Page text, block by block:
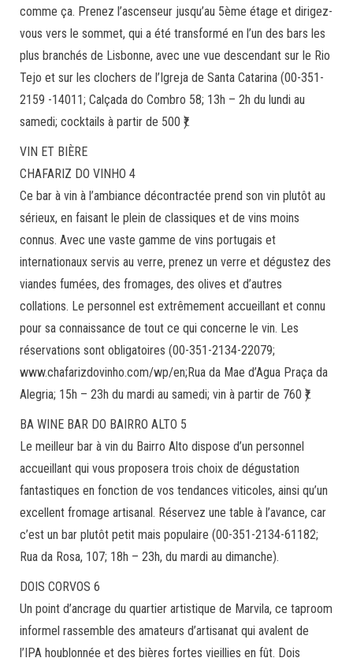
comme ça. Prenez l’ascenseur jusqu’au 5ème étage et dirigez-
vous vers le sommet, qui a été transformé en l’un des bars les
plus branchés de Lisbonne, avec une vue descendant sur le Rio
Tejo et sur les clochers de l’Igreja de Santa Catarina (00-351-
2159 -14011; Calçada do Combro 58; 13h – 2h du lundi au
samedi; cocktails à partir de 500 ₹).
VIN ET BIÈRE
CHAFARIZ DO VINHO 4
Ce bar à vin à l’ambiance décontractée prend son vin plutôt au
sérieux, en faisant le plein de classiques et de vins moins
connus. Avec une vaste gamme de vins portugais et
internationaux servis au verre, prenez un verre et dégustez des
viandes fumées, des fromages, des olives et d’autres
collations. Le personnel est extrêmement accueillant et connu
pour sa connaissance de tout ce qui concerne le vin. Les
réservations sont obligatoires (00-351-2134-22079;
www.chafarizdovinho.com/wp/en;Rua da Mae d’Agua Praça da
Alegria; 15h – 23h du mardi au samedi; vin à partir de 760 ₹).
BA WINE BAR DO BAIRRO ALTO 5
Le meilleur bar à vin du Bairro Alto dispose d’un personnel
accueillant qui vous proposera trois choix de dégustation
fantastiques en fonction de vos tendances viticoles, ainsi qu’un
excellent fromage artisanal. Réservez une table à l’avance, car
c’est un bar plutôt petit mais populaire (00-351-2134-61182;
Rua da Rosa, 107; 18h – 23h, du mardi au dimanche).
DOIS CORVOS 6
Un point d’ancrage du quartier artistique de Marvila, ce taproom
informel rassemble des amateurs d’artisanat qui avalent de
l’IPA houblonnée et des bières fortes vieillies en fût. Dois